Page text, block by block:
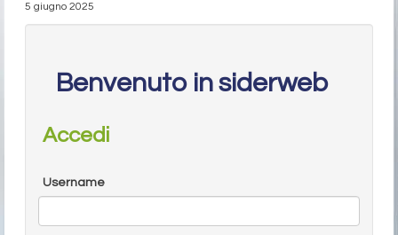
5 giugno 2025
Benvenuto in siderweb
Accedi
Username